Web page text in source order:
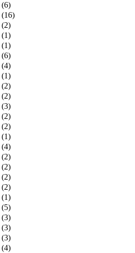
(6)
(16)
(2)
(1)
(1)
(6)
(4)
(1)
(2)
(2)
(3)
(2)
(2)
(1)
(4)
(2)
(2)
(2)
(2)
(1)
(5)
(3)
(3)
(3)
(4)